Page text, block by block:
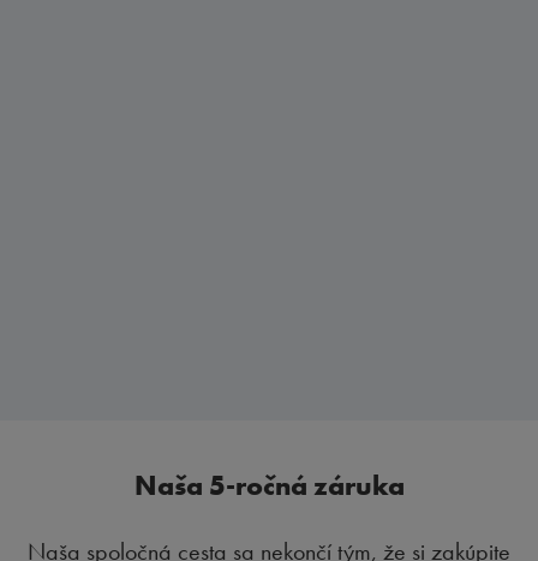
Naša 5-ročná záruka
Naša spoločná cesta sa nekončí tým, že si zakúpite